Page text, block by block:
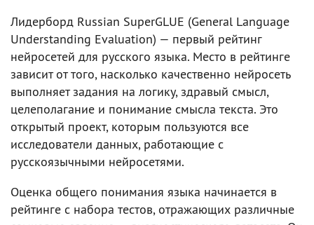
Лидерборд Russian SuperGLUE (General Language
Understanding Evaluation) — первый рейтинг
нейросетей для русского языка. Место в рейтинге
зависит от того, насколько качественно нейросеть
выполняет задания на логику, здравый смысл,
целеполагание и понимание смысла текста. Это
открытый проект, которым пользуются все
исследователи данных, работающие с
русскоязычными нейросетями.
Оценка общего понимания языка начинается в
рейтинге с набора тестов, отражающих различные